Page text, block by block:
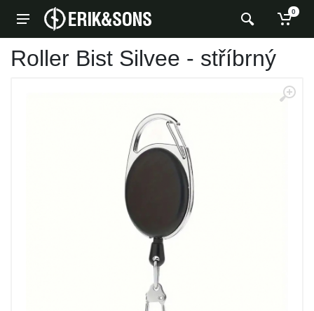
0
Roller Bist Silvee - stříbrný